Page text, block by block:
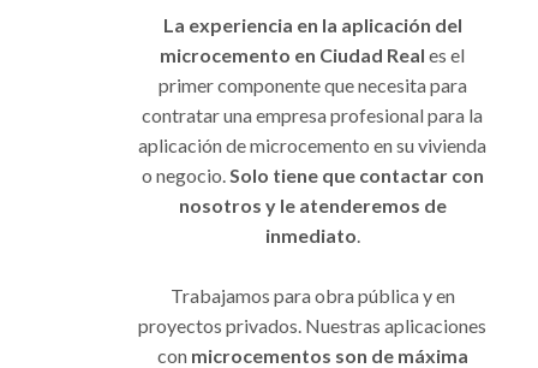
La experiencia en la aplicación del
microcemento en Ciudad Real es el
primer componente que necesita para
contratar una empresa profesional para la
aplicación de microcemento en su vivienda
o negocio.Solo tiene que contactar con
nosotros y le atenderemos de
inmediato.
Trabajamos para obra pública y en
proyectos privados. Nuestras aplicaciones
con microcementos son de máxima